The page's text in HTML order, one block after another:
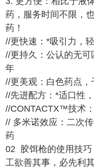
药，服务时间不限，
药！
//更快速：*吸引力，
//更持久：公认的无
年
//更美观：白色药点
//先进配方：*适口性
//CONTACTX™技术
// 多米诺效应：二次
药
02 胶饵枪的使用技巧
工欲善其事，必先利